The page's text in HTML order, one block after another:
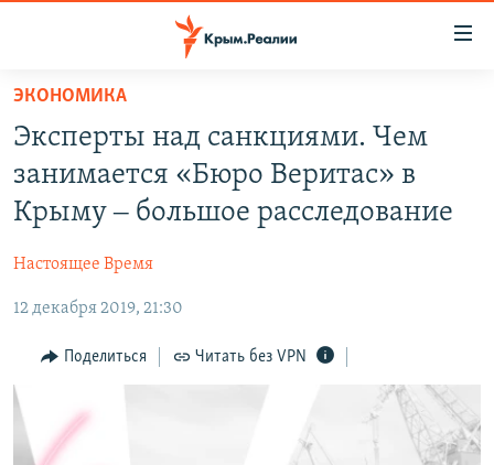
Вернуться
основному
содержанию
Вернутся
главной
Вернутся
поиску
СПЕЦПРОЕКТЫ
11 ЛЕТ ОККУПАЦИИ КРЫМА. 11 ИСТОРИЙ СОПРОТИВЛЕНИЯ
ВОДА
ЕЩЕ
ИНТЕРАКТИВ
ИНФОГРАФИКА
СОВЕТЫ ПРАВОЗАЩИТНИКОВ
РАДІО СВОБОДА
КАК ОБОЙТИ БЛОКИРОВКУ
Українською
Qırımtatar
ЭКОНОМИКА
Эксперты над санкциями. Чем
занимается «Бюро Веритас» в
Крыму ‒ большое расследование
Настоящее Время
12 декабря 2019, 21:30
Поделиться Читать без VPN